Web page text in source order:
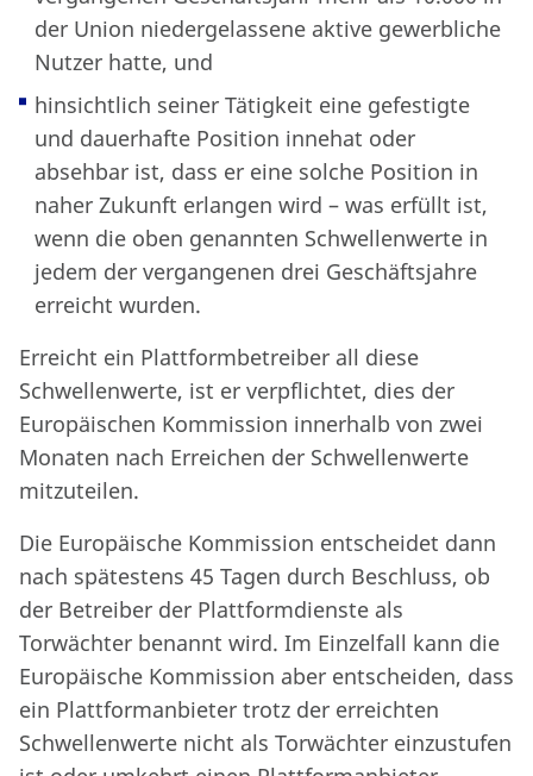
der Union niedergelassene aktive gewerbliche
Nutzer hatte, und
hinsichtlich seiner Tätigkeit eine gefestigte
und dauerhafte Position innehat oder
absehbar ist, dass er eine solche Position in
naher Zukunft erlangen wird – was erfüllt ist,
wenn die oben genannten Schwellenwerte in
jedem der vergangenen drei Geschäftsjahre
erreicht wurden.
Erreicht ein Plattformbetreiber all diese
Schwellenwerte, ist er verpflichtet, dies der
Europäischen Kommission innerhalb von zwei
Monaten nach Erreichen der Schwellenwerte
mitzuteilen.
Die Europäische Kommission entscheidet dann
nach spätestens 45 Tagen durch Beschluss, ob
der Betreiber der Plattformdienste als
Torwächter benannt wird. Im Einzelfall kann die
Europäische Kommission aber entscheiden, dass
ein Plattformanbieter trotz der erreichten
Schwellenwerte nicht als Torwächter einzustufen